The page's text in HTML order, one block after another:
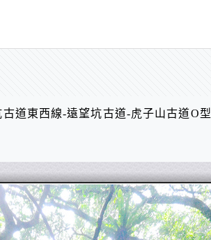
道東西線-遠望坑古道-虎子山古道O型